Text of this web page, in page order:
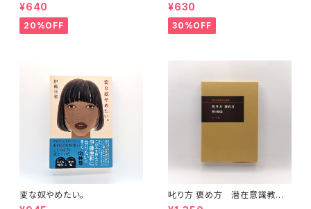
¥640
20%OFF
¥630
30%OFF
変な奴やめたい。
叱り方 褒め方 潜在意識教育
法叢書